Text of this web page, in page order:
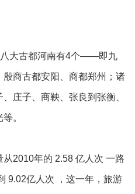
八大古都河南有4个——即九
商古都安阳、商都郑州；诸
庄子、商鞅、张良到张衡、
。
2010年的 2.58 亿人次 一路
9.02亿人次 ，这一年，旅游